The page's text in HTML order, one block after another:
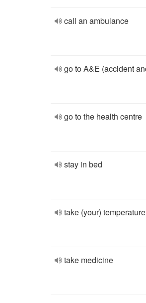
call an ambulance
go to A&E (accident
go to the health centre
stay in bed
take (your) temperature
take medicine